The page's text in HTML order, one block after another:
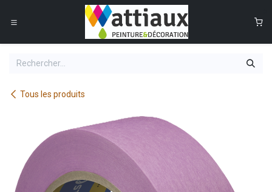
Se rendre au contenu
Tous les produits